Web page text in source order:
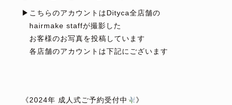
▶︎こちらのアカウントはDityca全店舗の
hairmake staffが撮影した
お客様のお写真を投稿しています
各店舗のアカウントは下記にございます
《2024年 成人式ご予約受付中
》